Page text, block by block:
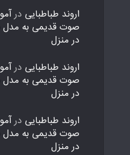
اروند طباطبایی در
در منزل
اروند طباطبایی در
در منزل
اروند طباطبایی در
در منزل